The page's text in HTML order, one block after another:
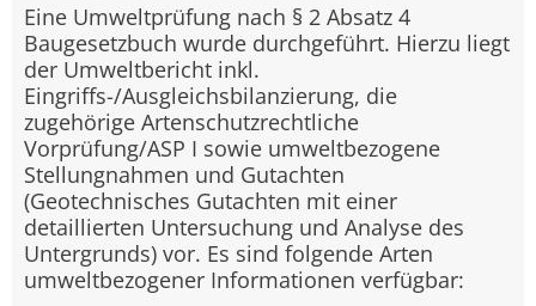
Eine Umweltprüfung nach § 2 Absatz 4
Baugesetzbuch wurde durchgeführt. Hierzu liegt
der Umweltbericht inkl.
Eingriffs-/Ausgleichsbilanzierung, die
zugehörige Artenschutzrechtliche
Vorprüfung/ASP I sowie umweltbezogene
Stellungnahmen und Gutachten
(Geotechnisches Gutachten mit einer
detaillierten Untersuchung und Analyse des
Untergrunds) vor. Es sind folgende Arten
umweltbezogener Informationen verfügbar: